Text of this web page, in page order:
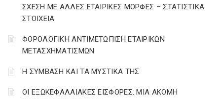
ΣΧΕΣΗ ΜΕ ΑΛΛΕΣ ΕΤΑΙΡΙΚΕΣ ΜΟΡΦΕΣ – ΣΤΑΤΙΣΤΙΚΑ
ΣΤΟΙΧΕΙΑ
ΦΟΡΟΛΟΓΙΚΗ ΑΝΤΙΜΕΤΩΠΙΣΗ ΕΤΑΙΡΙΚΩΝ
ΜΕΤΑΣΧΗΜΑΤΙΣΜΩΝ
Η ΣΥΜΒΑΣΗ ΚΑΙ ΤΑ ΜΥΣΤΙΚΑ ΤΗΣ
ΟΙ ΕΞΩΚΕΦΑΛΑΙΑΚΕΣ ΕΙΣΦΟΡΕΣ: ΜΙΑ ΑΚΟΜΗ